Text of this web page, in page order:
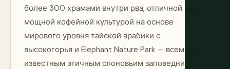
более 300 храмами внутри рва, отличной едой,
мощной кофейной культурой на основе
мирового уровня тайской арабики с
высокогорья и Elephant Nature Park — всемирно
известным этичным слоновьим заповедником,